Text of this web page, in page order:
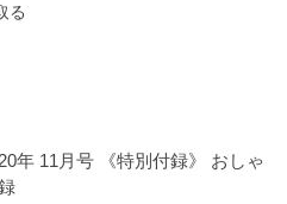
る
年 11月号 《特別付録》 おしゃ